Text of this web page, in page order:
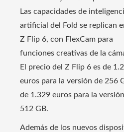
Las capacidades de
artificial del Fold se replican
Z Flip 6, con FlexCam para
funciones creativas de la
El precio del Z Flip 6 es de
euros para la versión de 256
de 1.329 euros para la
512 GB.
Además de los nuevos